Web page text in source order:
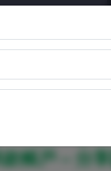
-
帳戶 – 分